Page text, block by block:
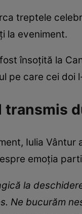
treptele
la eveniment.
însoțită la
pe care cei doi
transmis
Iulia
emoția
la
Ne bucurăm